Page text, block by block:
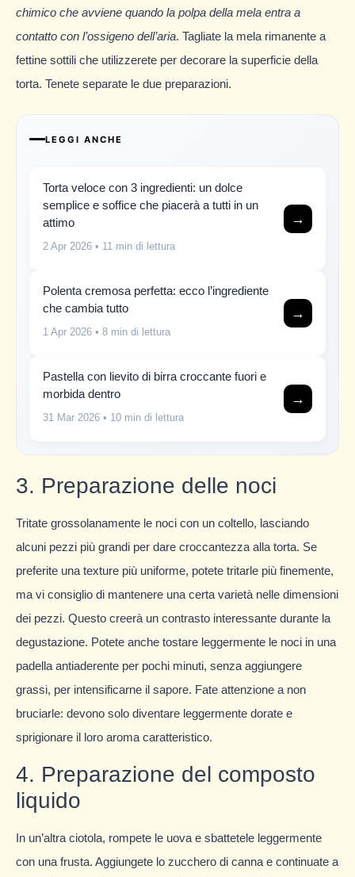
chimico che avviene quando la polpa della mela entra a
contatto con l’ossigeno dell’aria. Tagliate la mela rimanente a
fettine sottili che utilizzerete per decorare la superficie della
torta. Tenete separate le due preparazioni.
LEGGI ANCHE
Torta veloce con 3 ingredienti: un dolce
semplice e soffice che piacerà a tutti in un
attimo
2 Apr 2026 • 11 min di lettura
→
Polenta cremosa perfetta: ecco l’ingrediente
che cambia tutto
1 Apr 2026 • 8 min di lettura
→
Pastella con lievito di birra croccante fuori e
morbida dentro
31 Mar 2026 • 10 min di lettura
→
3. Preparazione delle noci
Tritate grossolanamente le noci con un coltello, lasciando
alcuni pezzi più grandi per dare croccantezza alla torta. Se
preferite una texture più uniforme, potete tritarle più finemente,
ma vi consiglio di mantenere una certa varietà nelle dimensioni
dei pezzi. Questo creerà un contrasto interessante durante la
degustazione. Potete anche tostare leggermente le noci in una
padella antiaderente per pochi minuti, senza aggiungere
grassi, per intensificarne il sapore. Fate attenzione a non
bruciarle: devono solo diventare leggermente dorate e
sprigionare il loro aroma caratteristico.
4. Preparazione del composto
liquido
In un’altra ciotola, rompete le uova e sbattetele leggermente
con una frusta. Aggiungete lo zucchero di canna e continuate a